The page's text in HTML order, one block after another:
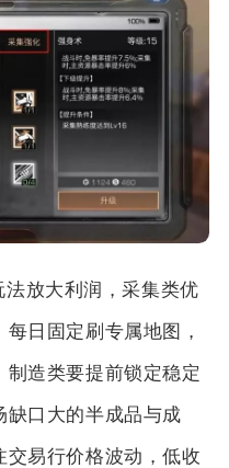
放大利润，采集类优
日固定刷专属地图，
造类要提前锁定稳定
缺口大的半成品与成
易行价格波动，低收